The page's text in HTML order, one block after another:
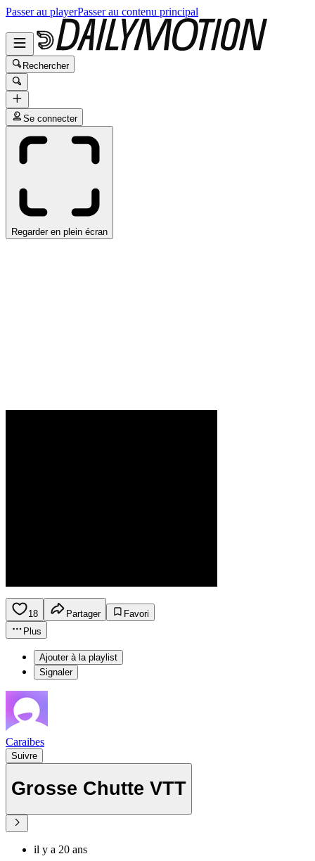
Passer au playerPasser au contenu principal
Rechercher
Se connecter
Regarder en plein écran
18 Partager
Favori
Plus
Ajouter à la playlist
Signaler
Caraibes
Suivre
Grosse Chutte VTT
il y a 20 ans